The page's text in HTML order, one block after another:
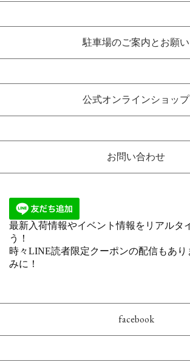
駐車場のご案内とお願い
公式オンラインショップ
お問い合わせ
facebook